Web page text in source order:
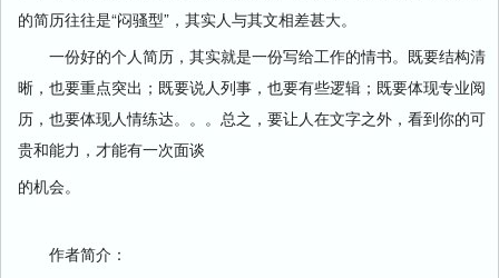
的简历往往是“闷骚型”，其实人与其文相差甚大。
一份好的个人简历，其实就是一份写给工作的情书。既要结构清
晰，也要重点突出；既要说人列事，也要有些逻辑；既要体现专业阅
历，也要体现人情练达。。。总之，要让人在文字之外，看到你的可
贵和能力，才能有一次面谈
的机会。
作者简介：